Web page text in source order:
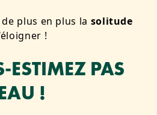
plus en plus la solitude
!
ESTIMEZ PAS
!